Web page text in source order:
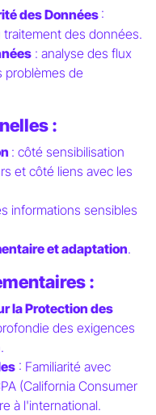
des Données:
des données.
: analyse des flux
problèmes de
:
: côté sensibilisation
et côté liens avec les
informations sensibles
et adaptation.
:
la Protection des
des exigences
: Familiarité avec
(California Consumer
à l'international.